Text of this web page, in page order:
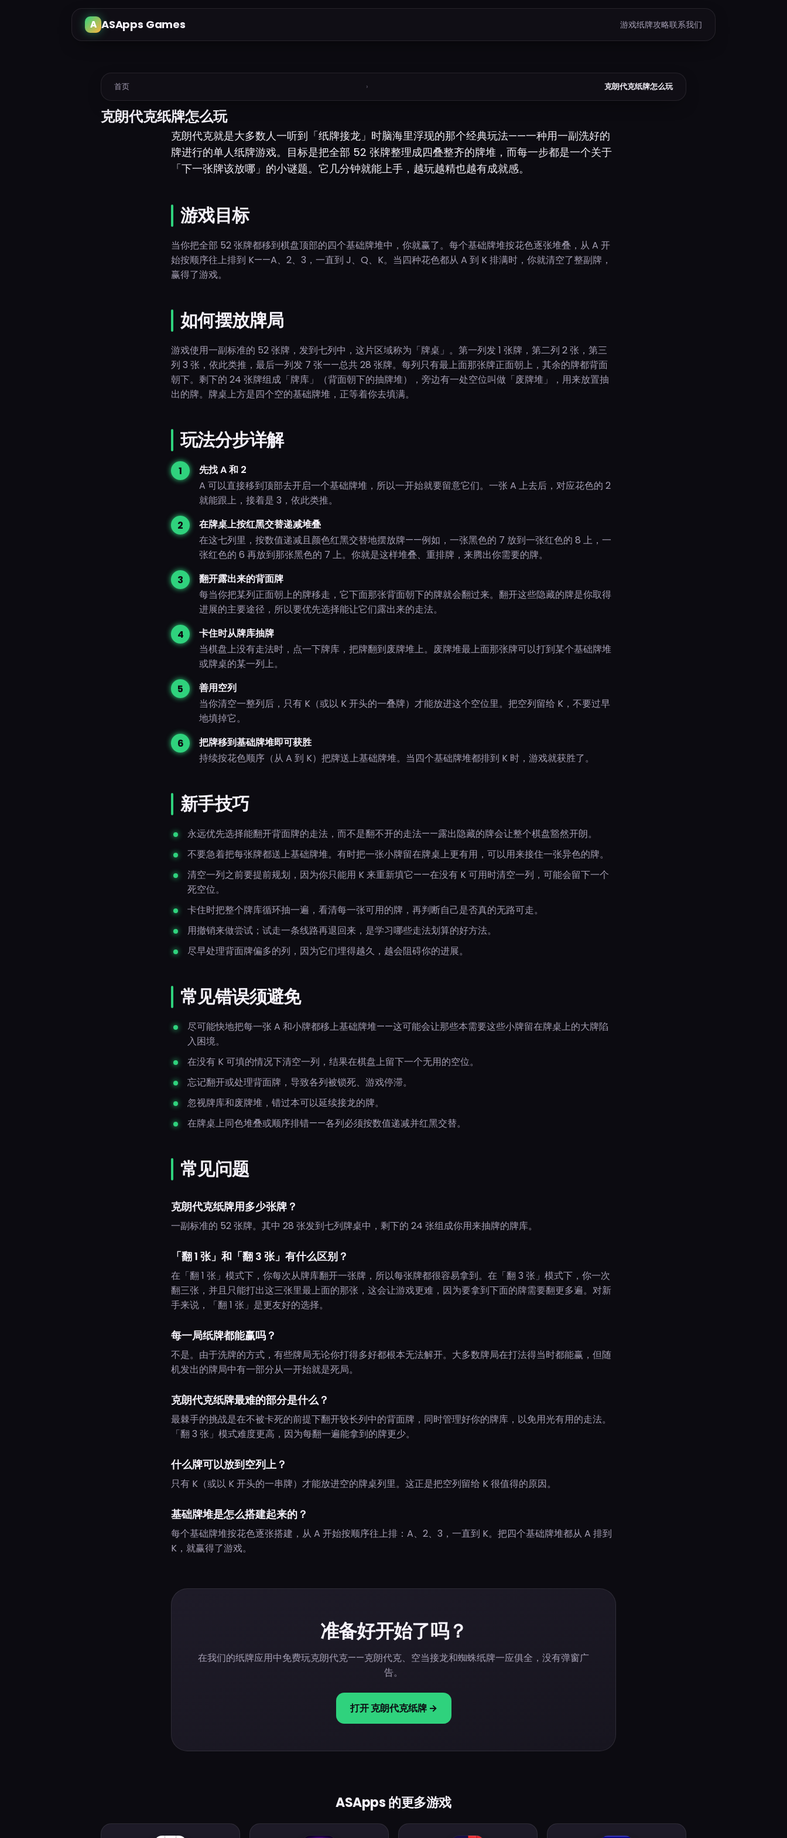
ASApps Games 游戏纸牌攻略联系我们
首页 › 克朗代克纸牌怎么玩
克朗代克纸牌怎么玩
克朗代克就是大多数人一听到「纸牌接龙」时脑海里浮现的那个经典玩法——一种用一副洗好的
牌进行的单人纸牌游戏。目标是把全部 52 张牌整理成四叠整齐的牌堆，而每一步都是一个关于
「下一张牌该放哪」的小谜题。它几分钟就能上手，越玩越精也越有成就感。
游戏目标
当你把全部 52 张牌都移到棋盘顶部的四个基础牌堆中，你就赢了。每个基础牌堆按花色逐张堆叠，从 A 开
始按顺序往上排到 K——A、2、3，一直到 J、Q、K。当四种花色都从 A 到 K 排满时，你就清空了整副牌，
赢得了游戏。
如何摆放牌局
游戏使用一副标准的 52 张牌，发到七列中，这片区域称为「牌桌」。第一列发 1 张牌，第二列 2 张，第三
列 3 张，依此类推，最后一列发 7 张——总共 28 张牌。每列只有最上面那张牌正面朝上，其余的牌都背面
朝下。剩下的 24 张牌组成「牌库」（背面朝下的抽牌堆），旁边有一处空位叫做「废牌堆」，用来放置抽
出的牌。牌桌上方是四个空的基础牌堆，正等着你去填满。
玩法分步详解
先找 A 和 2
A 可以直接移到顶部去开启一个基础牌堆，所以一开始就要留意它们。一张 A 上去后，对应花色的 2
就能跟上，接着是 3，依此类推。
在牌桌上按红黑交替递减堆叠
在这七列里，按数值递减且颜色红黑交替地摆放牌——例如，一张黑色的 7 放到一张红色的 8 上，一
张红色的 6 再放到那张黑色的 7 上。你就是这样堆叠、重排牌，来腾出你需要的牌。
翻开露出来的背面牌
每当你把某列正面朝上的牌移走，它下面那张背面朝下的牌就会翻过来。翻开这些隐藏的牌是你取得
进展的主要途径，所以要优先选择能让它们露出来的走法。
卡住时从牌库抽牌
当棋盘上没有走法时，点一下牌库，把牌翻到废牌堆上。废牌堆最上面那张牌可以打到某个基础牌堆
或牌桌的某一列上。
善用空列
当你清空一整列后，只有 K（或以 K 开头的一叠牌）才能放进这个空位里。把空列留给 K，不要过早
地填掉它。
把牌移到基础牌堆即可获胜
持续按花色顺序（从 A 到 K）把牌送上基础牌堆。当四个基础牌堆都排到 K 时，游戏就获胜了。
新手技巧
永远优先选择能翻开背面牌的走法，而不是翻不开的走法——露出隐藏的牌会让整个棋盘豁然开朗。
不要急着把每张牌都送上基础牌堆。有时把一张小牌留在牌桌上更有用，可以用来接住一张异色的牌。
清空一列之前要提前规划，因为你只能用 K 来重新填它——在没有 K 可用时清空一列，可能会留下一个
死空位。
卡住时把整个牌库循环抽一遍，看清每一张可用的牌，再判断自己是否真的无路可走。
用撤销来做尝试；试走一条线路再退回来，是学习哪些走法划算的好方法。
尽早处理背面牌偏多的列，因为它们埋得越久，越会阻碍你的进展。
常见错误须避免
尽可能快地把每一张 A 和小牌都移上基础牌堆——这可能会让那些本需要这些小牌留在牌桌上的大牌陷
入困境。
在没有 K 可填的情况下清空一列，结果在棋盘上留下一个无用的空位。
忘记翻开或处理背面牌，导致各列被锁死、游戏停滞。
忽视牌库和废牌堆，错过本可以延续接龙的牌。
在牌桌上同色堆叠或顺序排错——各列必须按数值递减并红黑交替。
常见问题
克朗代克纸牌用多少张牌？
一副标准的 52 张牌。其中 28 张发到七列牌桌中，剩下的 24 张组成你用来抽牌的牌库。
「翻 1 张」和「翻 3 张」有什么区别？
在「翻 1 张」模式下，你每次从牌库翻开一张牌，所以每张牌都很容易拿到。在「翻 3 张」模式下，你一次
翻三张，并且只能打出这三张里最上面的那张，这会让游戏更难，因为要拿到下面的牌需要翻更多遍。对新
手来说，「翻 1 张」是更友好的选择。
每一局纸牌都能赢吗？
不是。由于洗牌的方式，有些牌局无论你打得多好都根本无法解开。大多数牌局在打法得当时都能赢，但随
机发出的牌局中有一部分从一开始就是死局。
克朗代克纸牌最难的部分是什么？
最棘手的挑战是在不被卡死的前提下翻开较长列中的背面牌，同时管理好你的牌库，以免用光有用的走法。
「翻 3 张」模式难度更高，因为每翻一遍能拿到的牌更少。
什么牌可以放到空列上？
只有 K（或以 K 开头的一串牌）才能放进空的牌桌列里。这正是把空列留给 K 很值得的原因。
基础牌堆是怎么搭建起来的？
每个基础牌堆按花色逐张搭建，从 A 开始按顺序往上排：A、2、3，一直到 K。把四个基础牌堆都从 A 排到
K，就赢得了游戏。
准备好开始了吗？
在我们的纸牌应用中免费玩克朗代克——克朗代克、空当接龙和蜘蛛纸牌一应俱全，没有弹窗广
告。
打开 克朗代克纸牌 →
ASApps 的更多游戏